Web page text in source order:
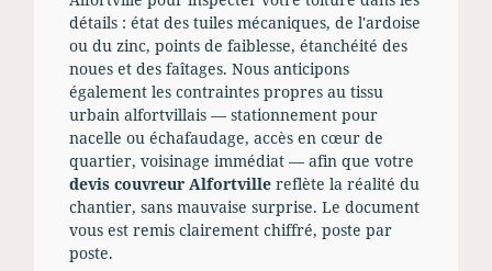
détails : état des tuiles mécaniques, de l'ardoise
ou du zinc, points de faiblesse, étanchéité des
noues et des faîtages. Nous anticipons
également les contraintes propres au tissu
urbain alfortvillais — stationnement pour
nacelle ou échafaudage, accès en cœur de
quartier, voisinage immédiat — afin que votre
devis couvreur Alfortville reflète la réalité du
chantier, sans mauvaise surprise. Le document
vous est remis clairement chiffré, poste par
poste.